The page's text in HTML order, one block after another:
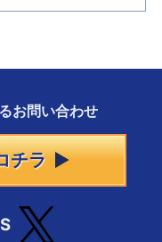
お問い合わせ
チラ